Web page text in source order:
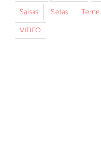
Salsas
Setas
VIDEO